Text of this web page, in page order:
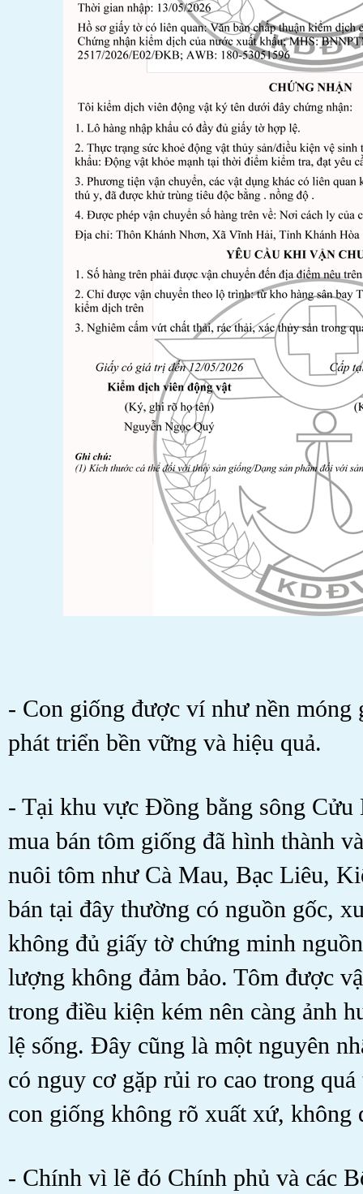
- Con giống được ví như nền móng
phát triển bền vững và hiệu quả.
- Tại khu vực Đồng bằng sông
mua bán tôm giống đã hình thành
nuôi tôm như Cà Mau, Bạc Liêu,
bán tại đây thường có nguồn gốc,
không đủ giấy tờ chứng minh
lượng không đảm bảo. Tôm được
trong điều kiện kém nên càng ảnh
lệ sống. Đây cũng là một nguyên
có nguy cơ gặp rủi ro cao trong
con giống không rõ xuất xứ, không
- Chính vì lẽ đó Chính phủ và các